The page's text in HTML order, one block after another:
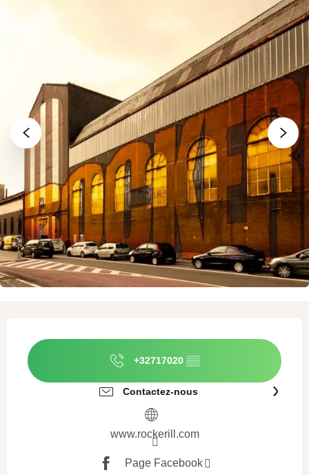
Ouverture et coordonnées
+32717020 ▒▒
Contactez-nous
www.rockerill.com
Page Facebook